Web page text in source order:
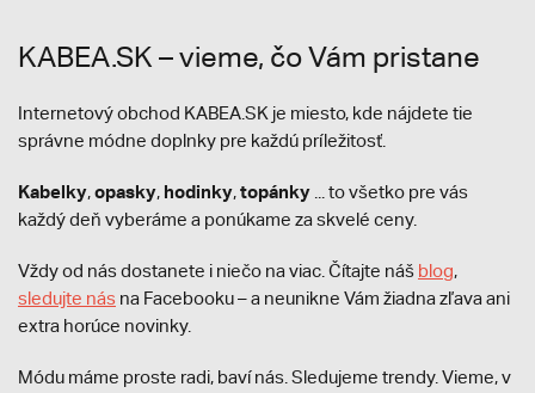
KABEA.SK – vieme, čo Vám pristane
Internetový obchod KABEA.SK je miesto, kde nájdete tie
správne módne doplnky pre každú príležitosť.
Kabelky,opasky, hodinky,topánky ... to všetko pre vás
každý deň vyberáme a ponúkame za skvelé ceny.
Vždy od nás dostanete i niečo na viac. Čítajte náš blog,
sledujte nás na Facebooku – a neunikne Vám žiadna zľava ani
extra horúce novinky.
Módu máme proste radi, baví nás. Sledujeme trendy. Vieme, v